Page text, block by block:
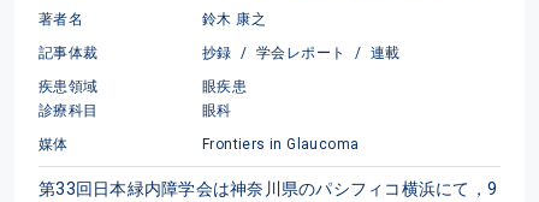
著者名
鈴木 康之
記事体裁
抄録 / 学会レポート / 連載
疾患領域
眼疾患
診療科目
眼科
媒体
Frontiers in Glaucoma
第33回日本緑内障学会は神奈川県のパシフィコ横浜にて，9